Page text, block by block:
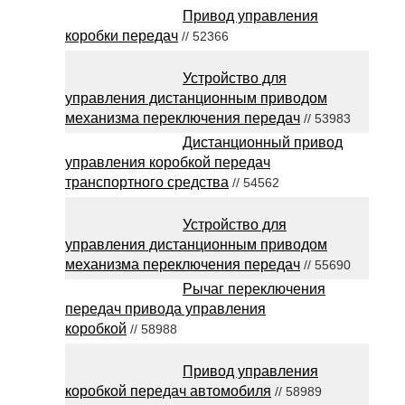
Привод управления
коробки передач // 52366
Устройство для
управления дистанционным приводом
механизма переключения передач // 53983
Дистанционный привод
управления коробкой передач
транспортного средства // 54562
Устройство для
управления дистанционным приводом
механизма переключения передач // 55690
Рычаг переключения
передач привода управления
коробкой // 58988
Привод управления
коробкой передач автомобиля // 58989